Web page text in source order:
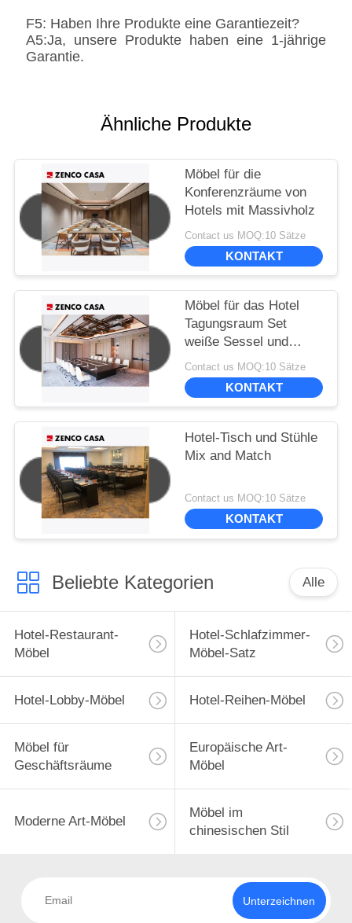
F5: Haben Ihre Produkte eine Garantiezeit?
A5:Ja, unsere Produkte haben eine 1-jährige
Garantie.
Ähnliche Produkte
Möbel für die
Konferenzräume von
Hotels mit Massivholz
Contact us MOQ:10 Sätze
KONTAKT
Möbel für das Hotel
Tagungsraum Set
weiße Sessel und
großer Konferenztisch
Contact us MOQ:10 Sätze
KONTAKT
Hotel-Tisch und Stühle
Mix and Match
Contact us MOQ:10 Sätze
KONTAKT
Beliebte Kategorien Alle
Hotel-Restaurant-
Möbel
Hotel-Schlafzimmer-
Möbel-Satz
Hotel-Lobby-Möbel Hotel-Reihen-Möbel
Möbel für
Geschäftsräume
Europäische Art-
Möbel
Moderne Art-Möbel
Möbel im
chinesischen Stil
Unterzeichnen